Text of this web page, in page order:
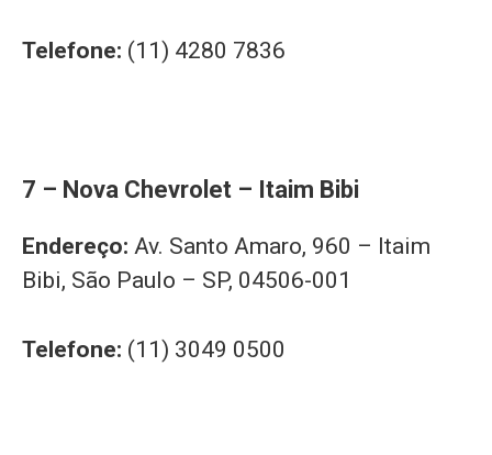
Telefone: (11) 4280 7836
7 – Nova Chevrolet – Itaim Bibi
Endereço: Av. Santo Amaro, 960 – Itaim
Bibi, São Paulo – SP, 04506-001
Telefone: (11) 3049 0500